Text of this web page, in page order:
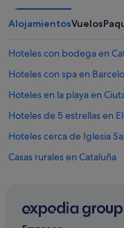
AlojamientosVuelos
Hoteles con bodega en
Hoteles con spa en
Hoteles en la playa en
Hoteles de 5 estrellas en
Hoteles cerca de Iglesia
Casas rurales en Cataluña
Apartoteles en Barcelona